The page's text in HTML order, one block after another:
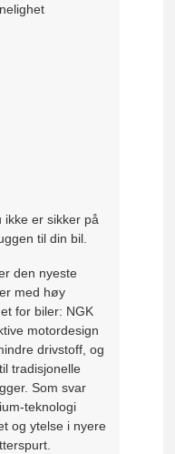
ikke er sikker på
til din bil.
den nyeste
med høy
for biler: NGK
motordesign
drivstoff, og
tradisjonelle
Som svar
teknologi
og ytelse i nyere